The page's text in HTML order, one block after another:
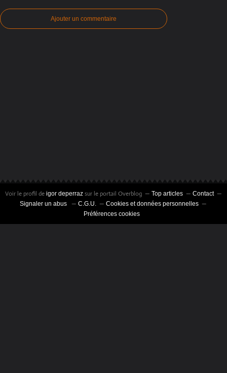
Ajouter un commentaire
Voir le profil de igor deperraz sur le portail Overblog Top articles
Contact
Signaler un abus
C.G.U.
Cookies et données personnelles
Préférences cookies